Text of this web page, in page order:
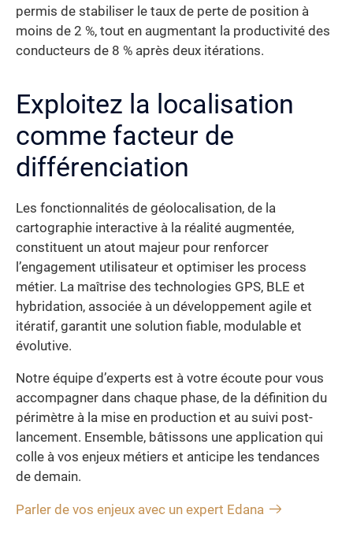
permis de stabiliser le taux de perte de position à
moins de 2 %, tout en augmentant la productivité des
conducteurs de 8 % après deux itérations.
Exploitez la localisation
comme facteur de
différenciation
Les fonctionnalités de géolocalisation, de la
cartographie interactive à la réalité augmentée,
constituent un atout majeur pour renforcer
l’engagement utilisateur et optimiser les process
métier. La maîtrise des technologies GPS, BLE et
hybridation, associée à un développement agile et
itératif, garantit une solution fiable, modulable et
évolutive.
Notre équipe d’experts est à votre écoute pour vous
accompagner dans chaque phase, de la définition du
périmètre à la mise en production et au suivi post-
lancement. Ensemble, bâtissons une application qui
colle à vos enjeux métiers et anticipe les tendances
de demain.
Parler de vos enjeux avec un expert Edana